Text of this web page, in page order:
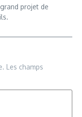
projet de
Les champs